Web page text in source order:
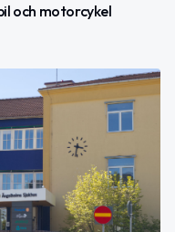
och motorcykel